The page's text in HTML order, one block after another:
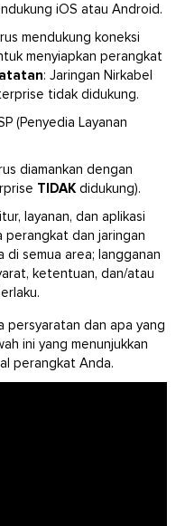
setelah itu dapat
Bluetooth, Wi-Fi, atau
iOS atau Android.
mendukung koneksi
menyiapkan perangkat
: Jaringan Nirkabel
tidak didukung.
(Penyedia Layanan
diamankan dengan
TIDAKdidukung).
layanan, dan aplikasi
dan jaringan
semua area; langganan
ketentuan, dan/atau
persyaratan dan apa yang
ini yang menunjukkan
perangkat Anda.